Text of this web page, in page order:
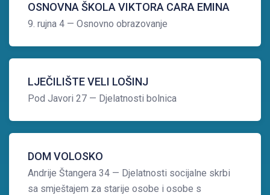
OSNOVNA ŠKOLA VIKTORA CARA EMINA
9. rujna 4 — Osnovno obrazovanje
LJEČILIŠTE VELI LOŠINJ
Pod Javori 27 — Djelatnosti bolnica
DOM VOLOSKO
Andrije Štangera 34 — Djelatnosti socijalne skrbi
sa smještajem za starije osobe i osobe s